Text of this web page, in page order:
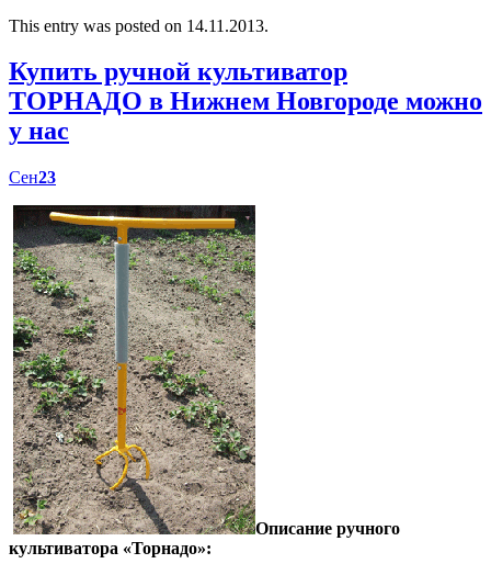
This entry was posted on 14.11.2013.
Купить ручной культиватор
ТОРНАДО в Нижнем Новгороде можно
у нас
Сен23
Описание ручного
культиватора «Торнадо»: